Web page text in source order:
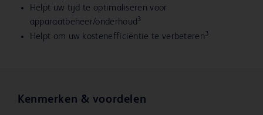
Helpt uw tijd te optimaliseren voor
apparaatbeheer/onderhoud 3
Helpt om uw kostenefficiëntie te verbeteren3
Kenmerken & voordelen